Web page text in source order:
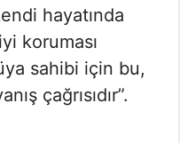
hayatında
koruması
sahibi için bu,
çağrısıdır”.